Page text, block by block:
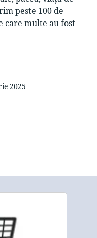
peste 100 de
care multe au fost
2025